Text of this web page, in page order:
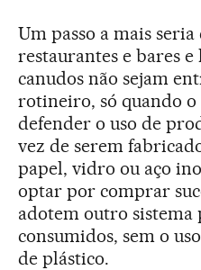
Um passo a mais seria
restaurantes e bares
canudos não sejam
rotineiro, só quando
defender o uso de
vez de serem
papel, vidro ou aço
optar por comprar
adotem outro sistema
consumidos, sem o
de plástico.